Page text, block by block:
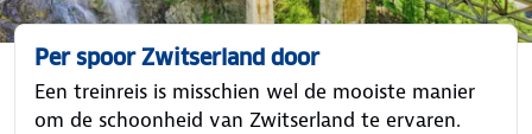
Per spoor Zwitserland door
Een treinreis is misschien wel de mooiste manier
om de schoonheid van Zwitserland te ervaren.